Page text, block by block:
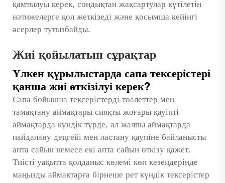
қамтылуы керек, сондықтан жақсартулар күтілетін
нәтижелерге қол жеткізеді және қосымша кейінгі
әсерлер туғызбайды.
Жиі қойылатын сұрақтар
Үлкен құрылыстарда сапа тексерістері
қанша жиі өткізілуі керек?
Сапа бойынша тексерістерді тоалеттер мен
тамақтану аймақтары сияқты жоғары қауіпті
аймақтарда күндік түрде, ал жалпы аймақтарда
пайдалану деңгейі мен ластану қаупіне байланысты
апта сайын немесе екі апта сайын өткізу қажет.
Тиісті уақытта қолданыс көлемі көп кезеңдерінде
маңызды аймақтарға бірнеше рет күндік тексерістер